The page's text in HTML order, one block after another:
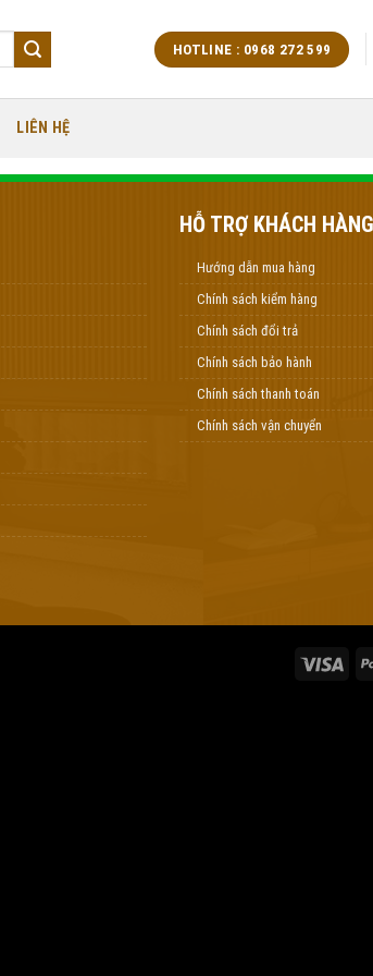
HOTLINE : 0968 272 599
LIÊN HỆ
HỖ TRỢ KHÁCH HÀNG
Hướng dẫn mua hàng
Chính sách kiểm hàng
Chính sách đổi trả
Chính sách bảo hành
Chính sách thanh toán
Chính sách vận chuyển